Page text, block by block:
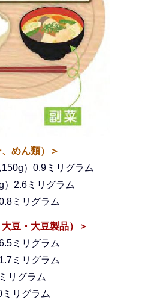
めん類）＞
）0.9ミリグラム
2.6ミリグラム
ミリグラム
豆・大豆製品）＞
ミリグラム
ミリグラム
リグラム
リグラム